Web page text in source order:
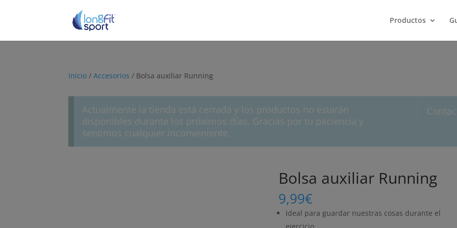
Productos
Inicio /Accesorios / Bolsa auxiliar Running
Actualmente la tienda está cerrada y los productos no estarán
disponibles durante los próximos días. Gracias por tu paciencia y
sentimos cualquier inconveniente.
Bolsa auxiliar Running
9,99€
Ideal para guardar nuestras cosas durante el